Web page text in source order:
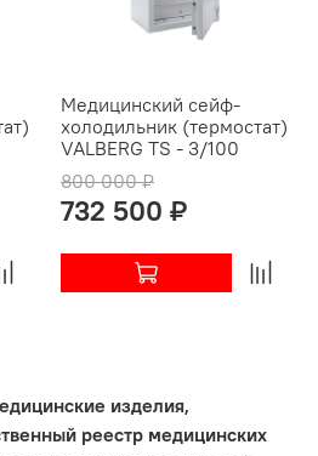
Медицинский сейф-
холодильник (термостат)
VALBERG TS - 3/100
800 000 ₽
732 500 ₽
изделия,
реестр медицинских